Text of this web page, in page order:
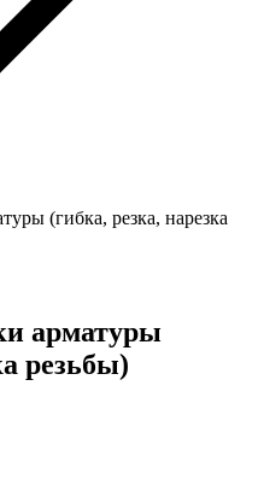
(гибка, резка, нарезка
арматуры
резьбы)